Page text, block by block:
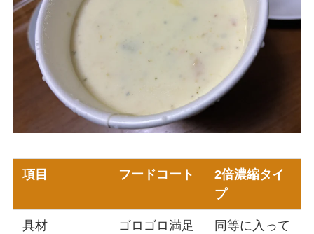
項目 フードコート
2倍濃縮タイ
プ
具材 ゴロゴロ満足
同等に入って